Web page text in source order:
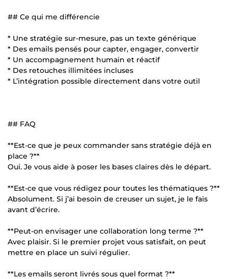
## Ce qui me différencie
* Une stratégie sur-mesure, pas un texte générique
* Des emails pensés pour capter, engager, convertir
* Un accompagnement humain et réactif
* Des retouches illimitées incluses
* L’intégration possible directement dans votre outil
## FAQ
**Est-ce que je peux commander sans stratégie déjà en
place ?**
Oui. Je vous aide à poser les bases claires dès le départ.
**Est-ce que vous rédigez pour toutes les thématiques ?**
Absolument. Si j’ai besoin de creuser un sujet, je le fais
avant d’écrire.
**Peut-on envisager une collaboration long terme ?**
Avec plaisir. Si le premier projet vous satisfait, on peut
mettre en place un suivi régulier.
**Les emails seront livrés sous quel format ?**